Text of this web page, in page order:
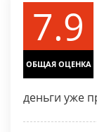
7.9
ОБЩАЯ ОЦЕНКА
деньги уже